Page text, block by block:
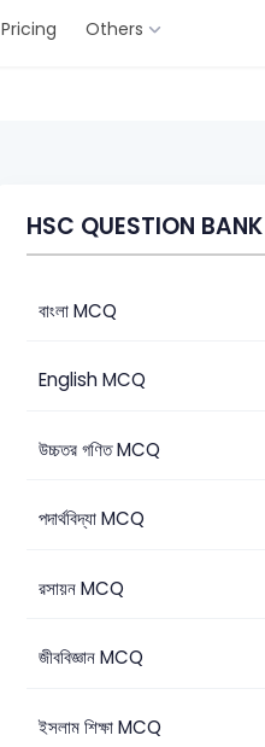
Pricing Others
HSC QUESTION BANK
বাংলা MCQ
English MCQ
উচ্চতর গণিত MCQ
পদার্থবিদ্যা MCQ
রসায়ন MCQ
জীববিজ্ঞান MCQ
ইসলাম শিক্ষা MCQ